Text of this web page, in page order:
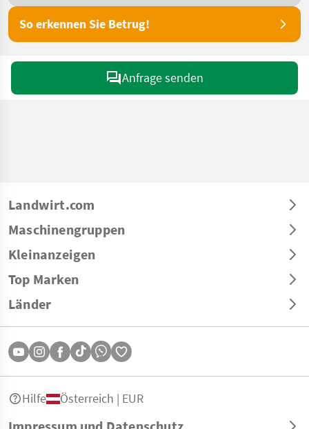
So erkennen Sie Betrug!
Anfrage senden
Landwirt.com
Maschinengruppen
Kleinanzeigen
Top Marken
Länder
Hilfe Österreich | EUR